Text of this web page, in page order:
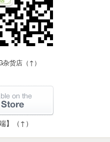
杂货店（↑）
】（↑）